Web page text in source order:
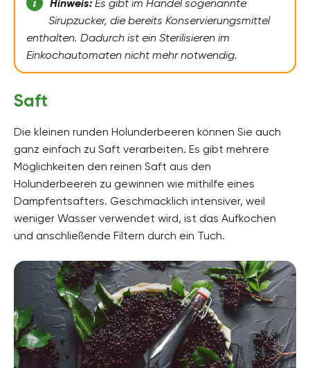
Hinweis:Es gibt im Handel sogenannte
Sirupzucker, die bereits Konservierungsmittel
enthalten. Dadurch ist ein Sterilisieren im
Einkochautomaten nicht mehr notwendig.
Saft
Die kleinen runden Holunderbeeren können Sie auch
ganz einfach zu Saft verarbeiten. Es gibt mehrere
Möglichkeiten den reinen Saft aus den
Holunderbeeren zu gewinnen wie mithilfe eines
Dampfentsafters. Geschmacklich intensiver, weil
weniger Wasser verwendet wird, ist das Aufkochen
und anschließende Filtern durch ein Tuch.